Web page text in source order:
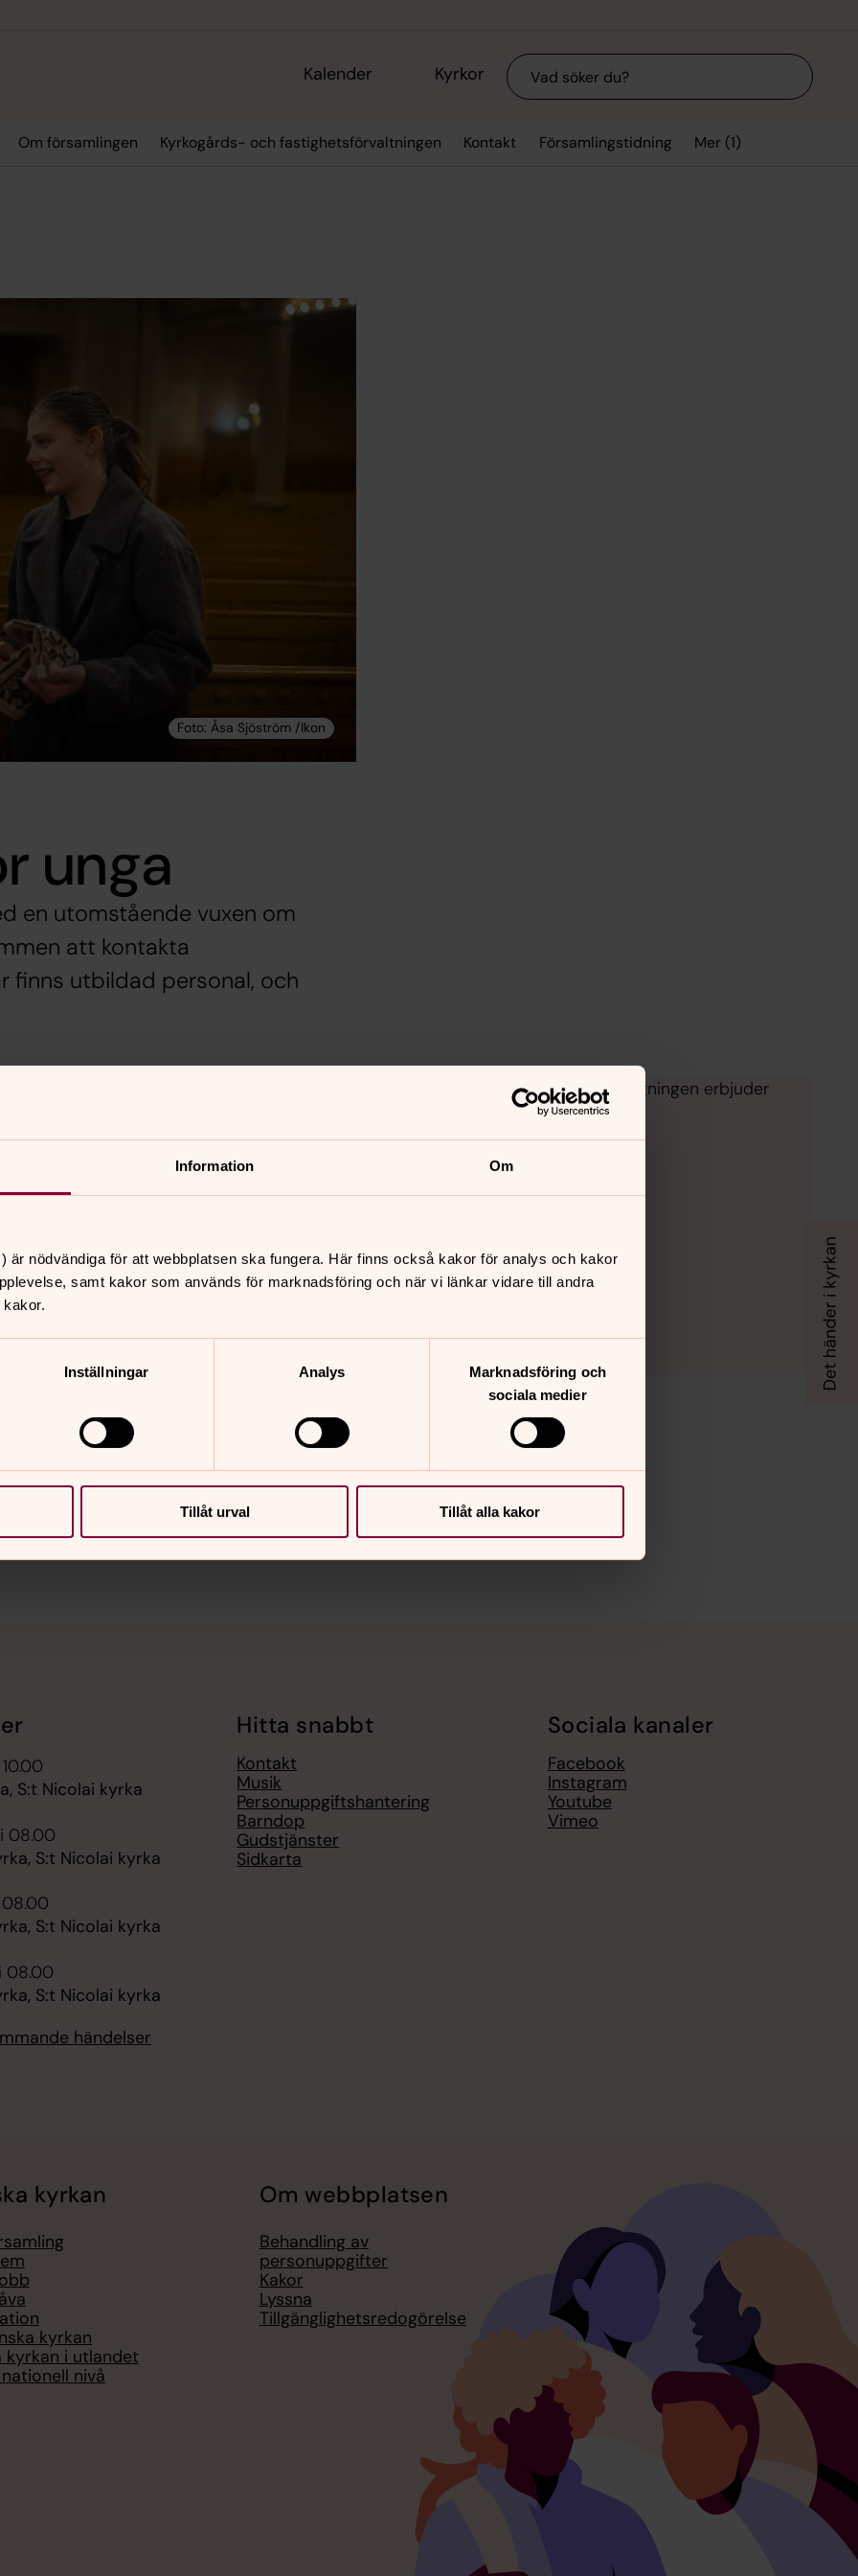
Information Om
är nödvändiga för att webbplatsen ska fungera. Här finns också kakor för analys och kakor
samt kakor som används för marknadsföring och när vi länkar vidare till andra
Inställningar Analys
Marknadsföring och
sociala medier
Tillåt urval Tillåt alla kakor
Kalender Kyrkor Sök
Om församlingen Kyrkogårds- och fastighetsförvaltningen Kontakt Församlingstidning Mer (1)
unga
en utomstående vuxen om
att kontakta
finns utbildad personal, och
Behöver du någon att prata med om din situation i livet? Samtalsmottagningen erbjuder
S:t Nicolai kyrka
08.00
S:t Nicolai kyrka
08.00
S:t Nicolai kyrka
08.00
S:t Nicolai kyrka
händelser
Hitta snabbt
Kontakt
Musik
Personuppgiftshantering
Barndop
Gudstjänster
Sidkarta
Sociala kanaler
Facebook
Instagram
Youtube
Vimeo
kyrkan
kyrkan
kyrkan i utlandet
nivå
Om webbplatsen
Behandling av
personuppgifter
Kakor
Lyssna
Tillgänglighetsredogörelse